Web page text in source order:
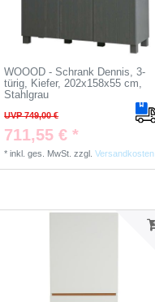
WOOOD - Schrank Dennis, 3-
türig, Kiefer, 202x158x55 cm,
Stahlgrau
UVP 749,00 €
711,55 € *
*inkl. ges. MwSt. zzgl.Versandkosten